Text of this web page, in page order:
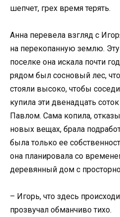
шепчет, грех время терять.
Анна перевела взгляд с
на перекопанную землю.
поселке она искала почти
рядом был сосновый лес,
стояли высоко, чтобы
купила эти двенадцать
Павлом. Сама копила,
новых вещах, брала
была только ее
она планировала со
деревянный дом с
– Игорь, что здесь
прозвучал обманчиво тихо.